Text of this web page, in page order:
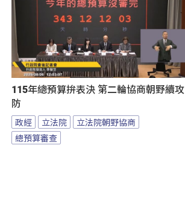
115年總預算拚表決 第二輪協商朝野續攻
防
政經 立法院
立法院朝野協商
總預算審查